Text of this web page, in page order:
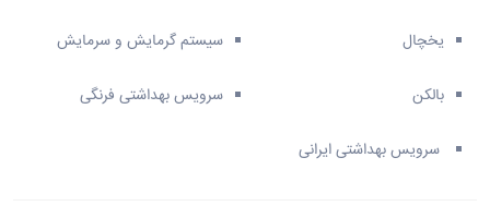
یخچال سیستم گرمایش و سرمایش
بالکن سرویس بهداشتی فرنگی
سرویس بهداشتی ایرانی